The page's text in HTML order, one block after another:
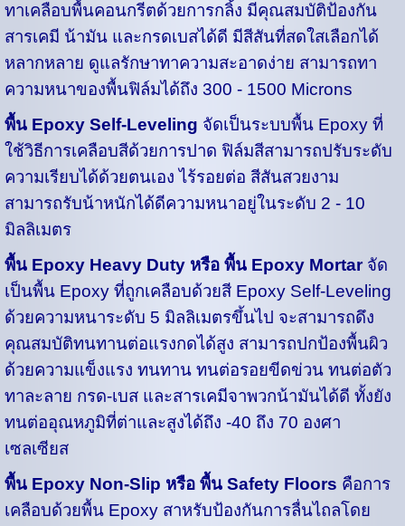
ทาเคลือบพื้นคอนกรีตด้วยการกลิ้ง มีคุณสมบัติป้องกัน
สารเคมี น้ามัน และกรดเบสได้ดี มีสีสันที่สดใสเลือกได้
หลากหลาย ดูแลรักษาทาความสะอาดง่าย สามารถทา
ความหนาของพื้นฟิล์มได้ถึง 300 - 1500 Microns
พื้น Epoxy Self-Leveling จัดเป็นระบบพื้น Epoxy ที่
ใช้วิธีการเคลือบสีด้วยการปาด ฟิล์มสีสามารถปรับระดับ
ความเรียบได้ด้วยตนเอง ไร้รอยต่อ สีสันสวยงาม
สามารถรับน้าหนักได้ดีความหนาอยู่ในระดับ 2 - 10
มิลลิเมตร
พื้น Epoxy Heavy Duty หรือ พื้น Epoxy Mortarจัด
เป็นพื้น Epoxy ที่ถูกเคลือบด้วยสี Epoxy Self-Leveling
ด้วยความหนาระดับ 5 มิลลิเมตรขึ้นไป จะสามารถดึง
คุณสมบัติทนทานต่อแรงกดได้สูง สามารถปกป้องพื้นผิว
ด้วยความแข็งแรง ทนทาน ทนต่อรอยขีดข่วน ทนต่อตัว
ทาละลาย กรด-เบส และสารเคมีจาพวกน้ามันได้ดี ทั้งยัง
ทนต่ออุณหภูมิที่ต่าและสูงได้ถึง -40 ถึง 70 องศา
เซลเซียส
พื้น Epoxy Non-Slip หรือ พื้น Safety Floors คือการ
เคลือบด้วยพื้น Epoxy สาหรับป้องกันการลื่นไถลโดย